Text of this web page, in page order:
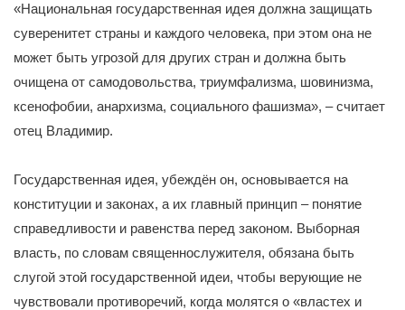
«Национальная государственная идея должна защищать
суверенитет страны и каждого человека, при этом она не
может быть угрозой для других стран и должна быть
очищена от самодовольства, триумфализма, шовинизма,
ксенофобии, анархизма, социального фашизма», – считает
отец Владимир.
Государственная идея, убеждён он, основывается на
конституции и законах, а их главный принцип – понятие
справедливости и равенства перед законом. Выборная
власть, по словам священнослужителя, обязана быть
слугой этой государственной идеи, чтобы верующие не
чувствовали противоречий, когда молятся о «властех и